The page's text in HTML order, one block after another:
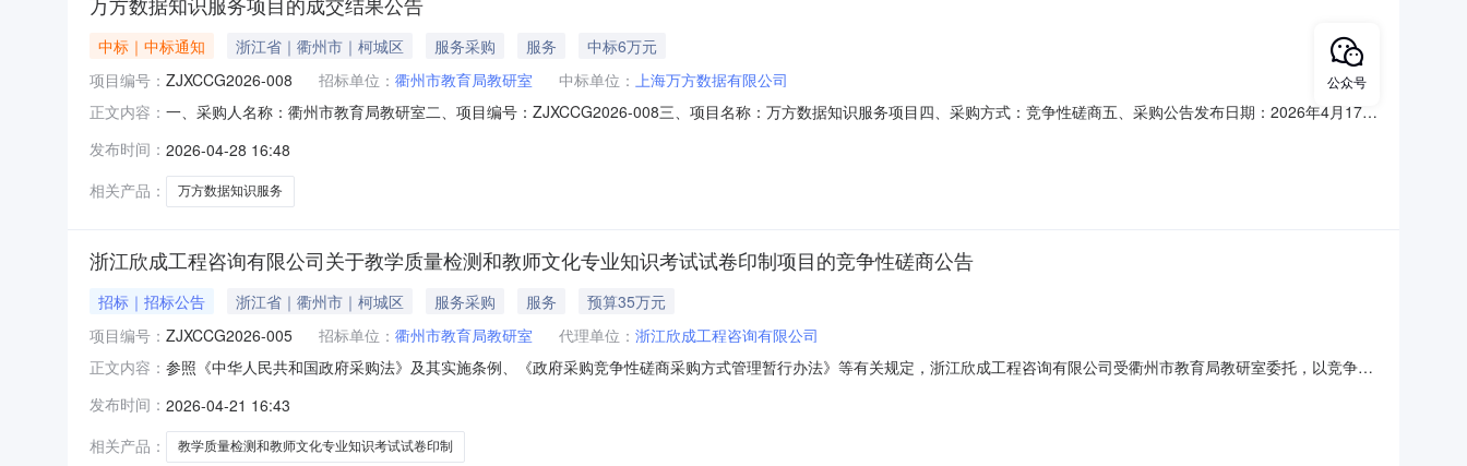
中标｜中标通知 浙江省｜衢州市｜柯城区 服务采购 服务
中标6万元
项目编号： ZJXCCG2026-008 招标单位： 衢州市教育局教研室 中标单位： 上海万方数据有限公司
正文内容： 一、采购人名称：衢州市教育局教研室二、项目编号：ZJXCCG2026-008三、项目名称：万方数据知识服务项目四、采购方式：竞争性磋商五、采购公告发布日期：2026年4月17日
上海市浦东新区陆家嘴街道东方路69号裕景国际A座1101-1103室八、公告期限自本公告发布之日起1个工作日。九、其他补充事宜各参加采购活动的供应商认为该成交结果和采购过
程
发布时间： 2026-04-28 16:48
相关产品：
万方数据知识服务
浙江欣成工程咨询有限公司关于教学质量检测和教师文化专业知识考试试卷印制项目的竞争性磋商公告
招标｜招标公告 浙江省｜衢州市｜柯城区 服务采购 服务
预算35万元
项目编号： ZJXCCG2026-005 招标单位： 衢州市教育局教研室 代理单位： 浙江欣成工程咨询有限公司
正文内容： 参照《中华人民共和国政府采购法》及其实施条例、《政府采购竞争性磋商采购方式管理暂行办法》等有关规定，浙江欣成工程咨询有限公司受衢州市教育局教研室委托，以竞争性
采购三、采购内容及预算金额等：序号采购内容数量单位预算金额备注1区域考试试卷扫描及学业数据分析1项35万元/年详细采购内容第三部分《采购需求》服务期限：一年，具体
以合同签订为准。四、合格投标供
发布时间： 2026-04-21 16:43
相关产品：
教学质量检测和教师文化专业知识考试试卷印制
公众号